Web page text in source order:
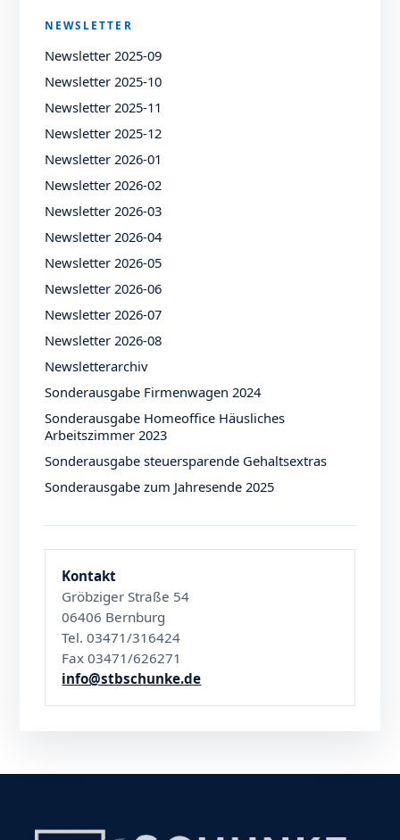
NEWSLETTER
Newsletter 2025-09
Newsletter 2025-10
Newsletter 2025-11
Newsletter 2025-12
Newsletter 2026-01
Newsletter 2026-02
Newsletter 2026-03
Newsletter 2026-04
Newsletter 2026-05
Newsletter 2026-06
Newsletter 2026-07
Newsletter 2026-08
Newsletterarchiv
Sonderausgabe Firmenwagen 2024
Sonderausgabe Homeoffice Häusliches
Arbeitszimmer 2023
Sonderausgabe steuersparende Gehaltsextras
Sonderausgabe zum Jahresende 2025
Kontakt
Gröbziger Straße 54
06406 Bernburg
Tel. 03471/316424
Fax 03471/626271
info@stbschunke.de